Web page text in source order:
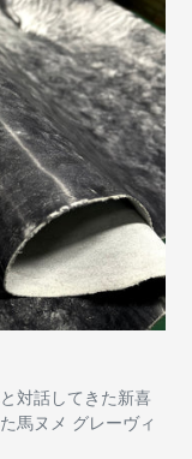
対話してきた新喜
馬ヌメ グレーヴィ